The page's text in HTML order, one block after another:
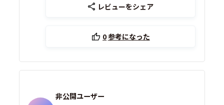
レビューをシェア
0参考になった
非公開ユーザー